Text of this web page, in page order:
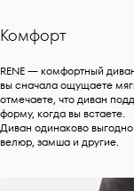
Комфорт
RENE — комфортный
вы сначала ощущаете
отмечаете, что диван
форму, когда вы встаете.
Диван одинаково
велюр, замша и другие.